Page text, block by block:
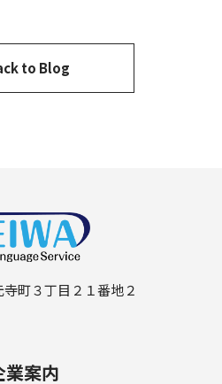
to Blog
町３丁目２１番地２
業案内